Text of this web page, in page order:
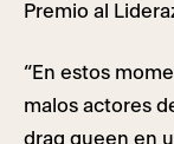
Premio al
“En estos
malos actores
drag queen en